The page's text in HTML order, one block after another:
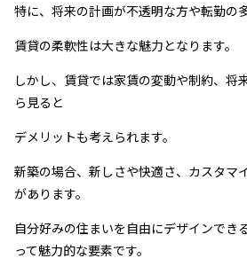
特に、将来の計画が不透明な方や転勤の
賃貸の柔軟性は大きな魅力となります。
しかし、賃貸では家賃の変動や制約、将
ら見ると
デメリットも考えられます。
新築の場合、新しさや快適さ、カスタマ
があります。
自分好みの住まいを自由にデザインでき
って魅力的な要素です。